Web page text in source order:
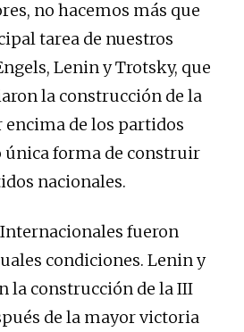
no hacemos más que
tarea de nuestros
Lenin y Trotsky, que
la construcción de la
de los partidos
única forma de construir
nacionales.
fueron
condiciones. Lenin y
la construcción de la III
de la mayor victoria